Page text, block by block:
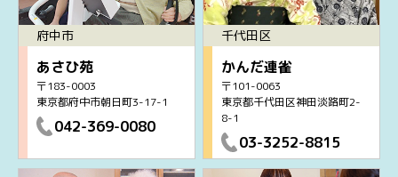
府中市
あさひ苑
〒183-0003
東京都府中市朝日町3-17-1
042-369-0080
千代田区
かんだ連雀
〒101-0063
東京都千代田区神田淡路町2-
8-1
03-3252-8815